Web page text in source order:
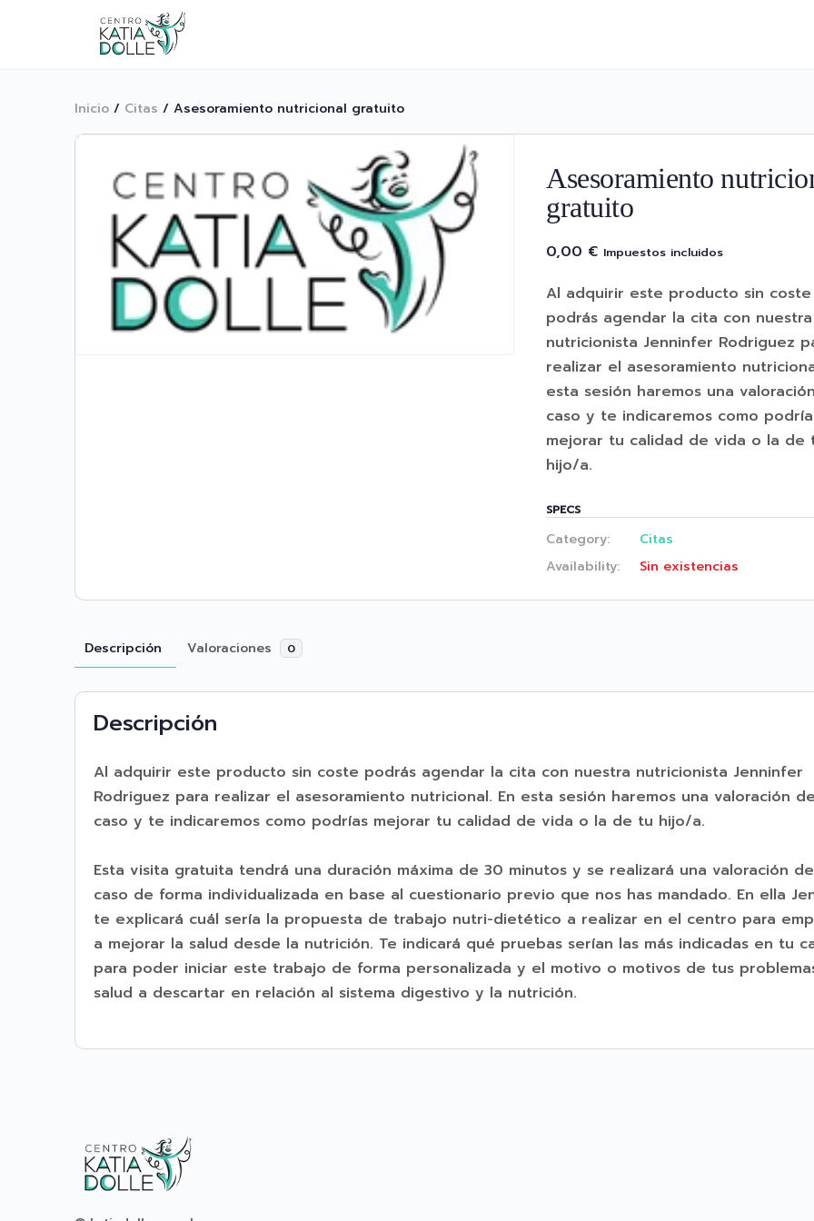
Inicio / Citas / Asesoramiento nutricional gratuito
Asesoramiento
gratuito
0,00 € Impuestos incluidos
Al adquirir este producto sin coste
podrás agendar la cita con nuestra
nutricionista Jenninfer Rodriguez
realizar el asesoramiento
esta sesión haremos una
caso y te indicaremos como
mejorar tu calidad de vida o la de
hijo/a.
SPECS
Category:
Citas
Availability:
Sin existencias
Descripción Valoraciones 0
Descripción
Al adquirir este producto sin coste podrás agendar la cita con nuestra nutricionista Jenninfer
Rodriguez para realizar el asesoramiento nutricional. En esta sesión haremos una valoración
caso y te indicaremos como podrías mejorar tu calidad de vida o la de tu hijo/a.
Esta visita gratuita tendrá una duración máxima de 30 minutos y se realizará una valoración
caso de forma individualizada en base al cuestionario previo que nos has mandado. En ella
te explicará cuál sería la propuesta de trabajo nutri-dietético a realizar en el centro para
a mejorar la salud desde la nutrición. Te indicará qué pruebas serían las más indicadas en tu
para poder iniciar este trabajo de forma personalizada y el motivo o motivos de tus
salud a descartar en relación al sistema digestivo y la nutrición.